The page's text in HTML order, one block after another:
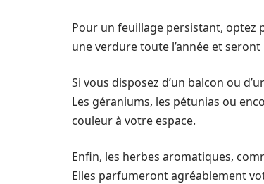
Pour un feuillage persistant, optez
une verdure toute l’année et
Si vous disposez d’un balcon ou
Les géraniums, les pétunias ou
couleur à votre espace.
Enfin, les herbes aromatiques,
Elles parfumeront agréablement